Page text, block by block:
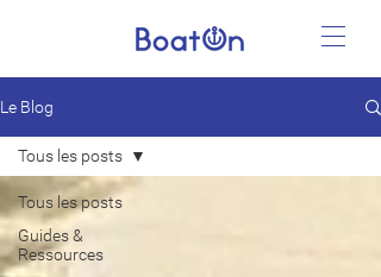
Le Blog
Tous les posts
Guides &
Ressources
Tous les posts